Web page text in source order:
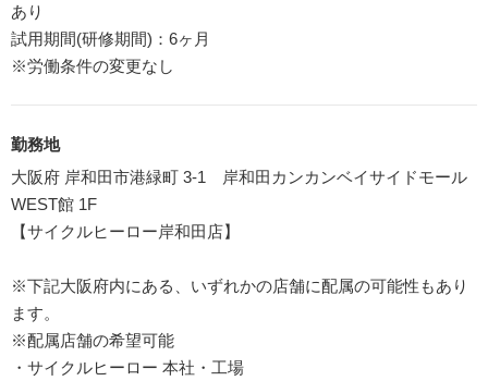
あり
試用期間(研修期間)：6ヶ月
※労働条件の変更なし
勤務地
大阪府 岸和田市港緑町 3-1 岸和田カンカンベイサイドモール
WEST館 1F
【サイクルヒーロー岸和田店】
※下記大阪府内にある、いずれかの店舗に配属の可能性もあり
ます。
※配属店舗の希望可能
・サイクルヒーロー 本社・工場